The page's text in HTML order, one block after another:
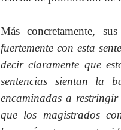
Más concretamente,
fuertemente con esta
decir claramente que
sentencias sientan la
encaminadas a
que los magistrados